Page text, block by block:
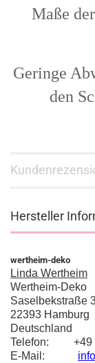
Maße
Geringe
den
Hersteller
wertheim-deko
Linda Wertheim
Wertheim-Deko
Saselbekstraße
22393 Hamburg
Deutschland
Telefon: +49
E-Mail: